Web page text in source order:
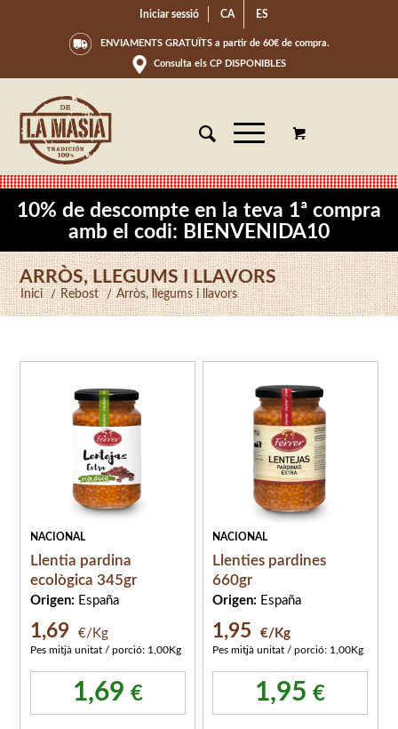
Iniciar sessió CA ES
ENVIAMENTS GRATUÏTS a partir de 60€ de compra.
Consulta els CP DISPONIBLES
10% de descompte en la teva 1ª compra
amb el codi: BIENVENIDA10
ARRÒS, LLEGUMS I LLAVORS
Inici / Rebost / Arròs, llegums i llavors
NACIONAL
Llentia pardina
ecològica 345gr
Origen: España
1,69 €/Kg
Pes mitjà unitat / porció: 1,00Kg
1,69 €
NACIONAL
Llenties pardines
660gr
Origen: España
1,95 €/Kg
Pes mitjà unitat / porció: 1,00Kg
1,95€